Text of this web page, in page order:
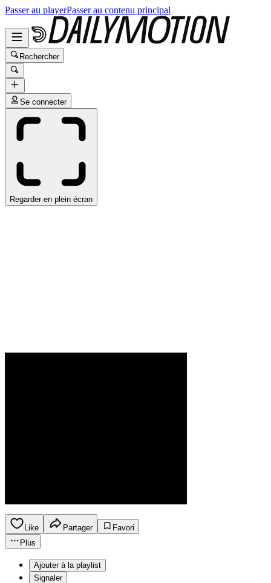
Passer au playerPasser au contenu principal
Rechercher
Se connecter
Regarder en plein écran
Like Partager
Favori
Plus
Ajouter à la playlist
Signaler